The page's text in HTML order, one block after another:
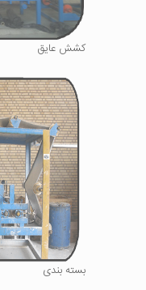
کشش عایق
بسته بندی